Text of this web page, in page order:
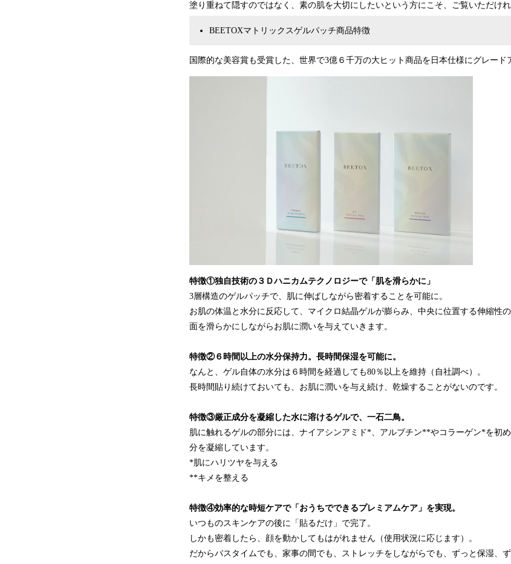
塗り重ねて隠すのではなく、素の肌を大切にしたいという方にこそ、ご覧いただけれ
BEETOXマトリックスゲルパッチ商品特徴
国際的な美容賞も受賞した、世界で3億６千万の大ヒット商品を日本仕様にグレード
特徴①独自技術の３Ｄハニカムテクノロジーで「肌を滑らかに」
3層構造のゲルパッチで、肌に伸ばしながら密着することを可能に。
お肌の体温と水分に反応して、マイクロ結晶ゲルが膨らみ、中央に位置する伸縮性
面を滑らかにしながらお肌に潤いを与えていきます。
特徴②６時間以上の水分保持力。長時間保湿を可能に。
なんと、ゲル自体の水分は６時間を経過しても80％以上を維持（自社調べ）。
長時間貼り続けておいても、お肌に潤いを与え続け、乾燥することがないのです。
特徴③厳正成分を凝縮した水に溶けるゲルで、一石二鳥。
肌に触れるゲルの部分には、ナイアシンアミド*、アルブチン**やコラーゲン*を初
分を凝縮しています。
*肌にハリツヤを与える
**キメを整える
特徴④効率的な時短ケアで「おうちでできるプレミアムケア」を実現。
いつものスキンケアの後に「貼るだけ」で完了。
しかも密着したら、顔を動かしてもはがれません（使用状況に応じます）。
だからバスタイムでも、家事の間でも、ストレッチをしながらでも、ずっと保湿、